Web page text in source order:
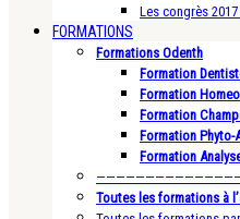
Les congrès
FORMATIONS
Formations Odenth
Formation
Formation
Formation
Formation Phyto-
Formation
Toutes les formations à